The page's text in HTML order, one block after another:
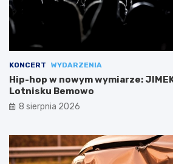
KONCERT WYDARZENIA
Hip-hop w nowym wymiarze:
Lotnisku Bemowo
8 sierpnia 2026